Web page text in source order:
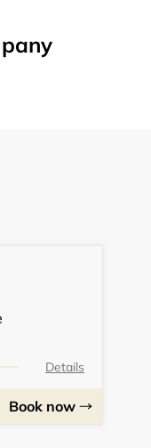
Details
Book now